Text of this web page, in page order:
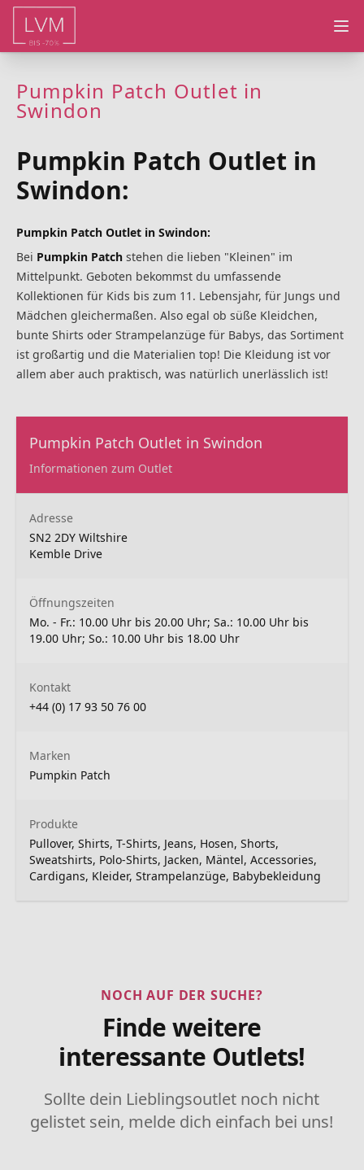
Pumpkin Patch Outlet in
Swindon
Pumpkin Patch Outlet in
Swindon:
Pumpkin Patch Outlet in Swindon:
Bei Pumpkin Patch stehen die lieben "Kleinen" im
Mittelpunkt. Geboten bekommst du umfassende
Kollektionen für Kids bis zum 11. Lebensjahr, für Jungs und
Mädchen gleichermaßen. Also egal ob süße Kleidchen,
bunte Shirts oder Strampelanzüge für Babys, das Sortiment
ist großartig und die Materialien top! Die Kleidung ist vor
allem aber auch praktisch, was natürlich unerlässlich ist!
Pumpkin Patch Outlet in Swindon
Informationen zum Outlet
Adresse
SN2 2DY Wiltshire
Kemble Drive
Öffnungszeiten
Mo. - Fr.: 10.00 Uhr bis 20.00 Uhr; Sa.: 10.00 Uhr bis
19.00 Uhr; So.: 10.00 Uhr bis 18.00 Uhr
Kontakt
+44 (0) 17 93 50 76 00
Marken
Pumpkin Patch
Produkte
Pullover, Shirts, T-Shirts, Jeans, Hosen, Shorts,
Sweatshirts, Polo-Shirts, Jacken, Mäntel, Accessories,
Cardigans, Kleider, Strampelanzüge, Babybekleidung
NOCH AUF DER SUCHE?
Finde weitere
interessante Outlets!
Sollte dein Lieblingsoutlet noch nicht
gelistet sein, melde dich einfach bei uns!